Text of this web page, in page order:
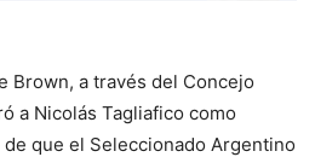
Brown, a través del Concejo
a Nicolás Tagliafico como
que el Seleccionado Argentino